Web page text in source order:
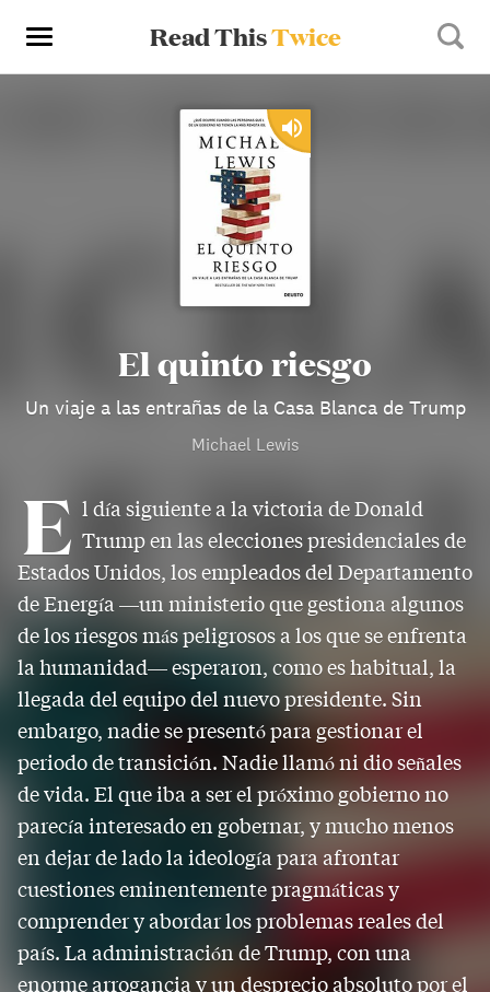
Read ThisTwice
El quinto riesgo
Un viaje a las entrañas de la Casa Blanca de Trump
Michael Lewis
E l día siguiente a la victoria de Donald
Trump en las elecciones presidenciales de
Estados Unidos, los empleados del Departamento
de Energía —un ministerio que gestiona algunos
de los riesgos más peligrosos a los que se enfrenta
la humanidad— esperaron, como es habitual, la
llegada del equipo del nuevo presidente. Sin
embargo, nadie se presentó para gestionar el
periodo de transición. Nadie llamó ni dio señales
de vida. El que iba a ser el próximo gobierno no
parecía interesado en gobernar, y mucho menos
en dejar de lado la ideología para afrontar
cuestiones eminentemente pragmáticas y
comprender y abordar los problemas reales del
país. La administración de Trump, con una
enorme arrogancia y un desprecio absoluto por el